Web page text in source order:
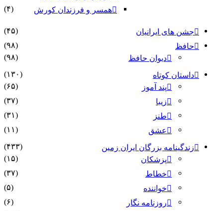
همسر و فرزندان کورش
(۴)
جشن های ایرانیان
(۴۵)
حافظ
(۹۸)
دیوان حافظ
(۹۸)
داستان کوتاه
(۱۳۰)
پند آموز
(۶۵)
زیبا
(۳۷)
طنز
(۳۱)
عشق
(۱۱)
زندگینامه بزرگان ایران زمین
(۴۳۳)
پزشکان
(۱۵)
خطاط
(۳۷)
خواننده
(۵)
روزنامه نگار
(۶)